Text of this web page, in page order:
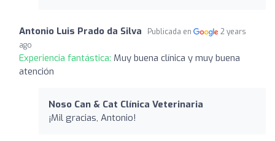
Antonio Luis Prado da Silva Publicada en
2 years
ago
Experiencia fantástica: Muy buena clínica y muy buena
atención
Noso Can & Cat Clínica Veterinaria
¡Mil gracias, Antonio!